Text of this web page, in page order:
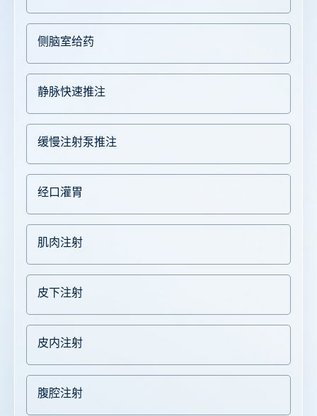
侧脑室给药
静脉快速推注
缓慢注射泵推注
经口灌胃
肌肉注射
皮下注射
皮内注射
腹腔注射